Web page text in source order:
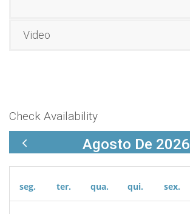
Video
Check Availability
Agosto De 2026
seg. ter. qua. qui. sex.